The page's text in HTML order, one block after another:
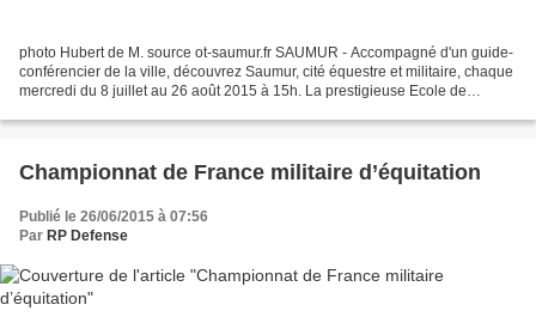
photo Hubert de M. source ot-saumur.fr SAUMUR - Accompagné d'un guide-
conférencier de la ville, découvrez Saumur, cité équestre et militaire, chaque
mercredi du 8 juillet au 26 août 2015 à 15h. La prestigieuse Ecole de
Championnat de France militaire d’équitation
Publié le 26/06/2015 à 07:56
Par RP Defense